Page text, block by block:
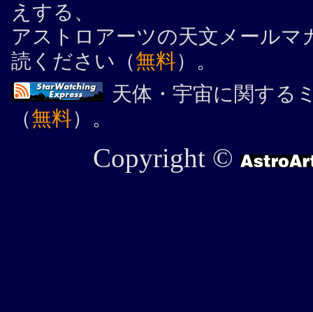
えする、
アストロアーツの天文メール
読ください（無料）。
天体・宇宙に関する
（無料）。
Copyright ©